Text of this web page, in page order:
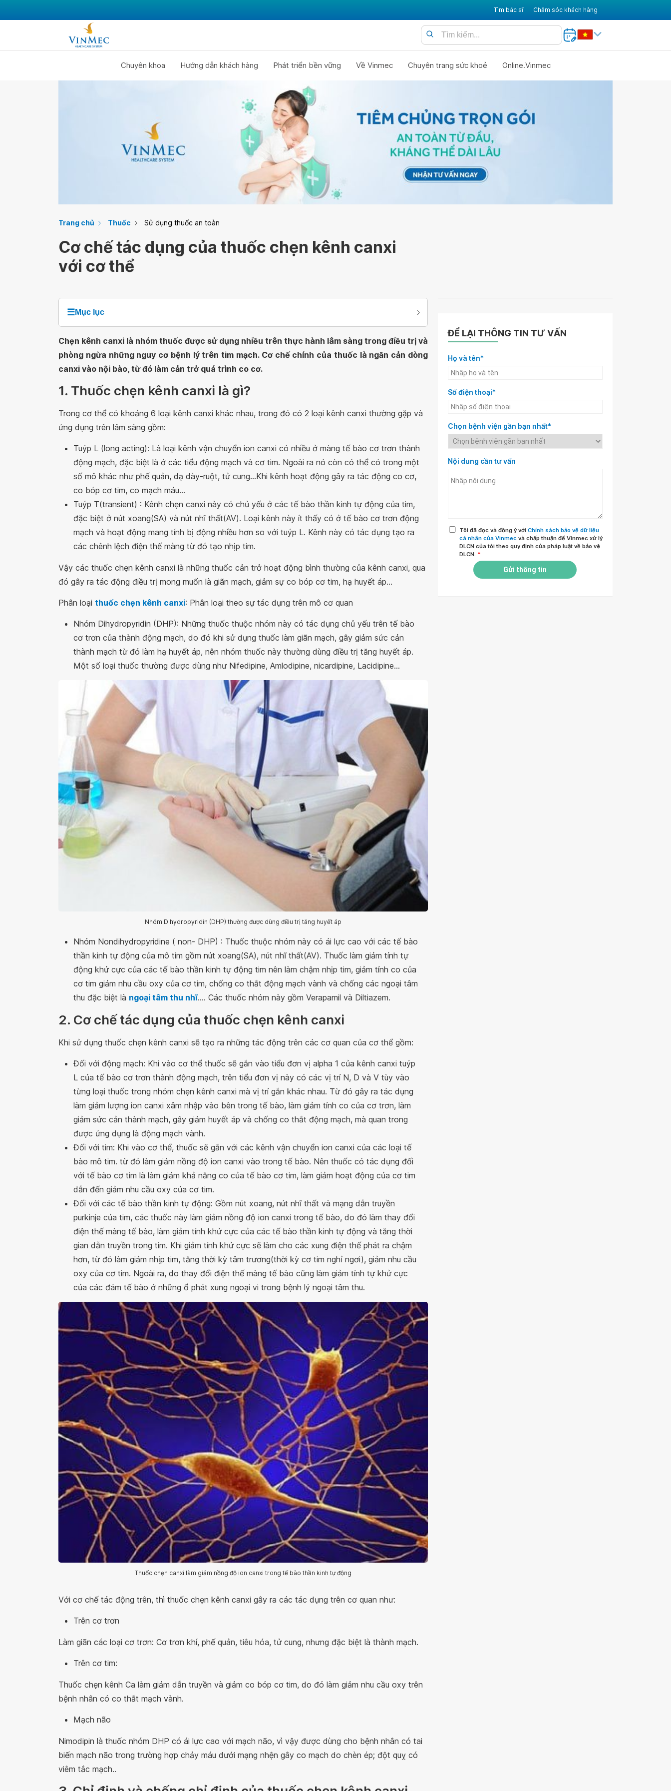
Tìm bác sĩ Chăm sóc khách hàng
Chuyên khoa Hướng dẫn khách hàng Phát triển bền vững Về Vinmec Chuyên trang sức khoẻ Online.Vinmec
Trang chủ Thuốc Sử dụng thuốc an toàn
Cơ chế tác dụng của thuốc chẹn kênh canxi
với cơ thể
☰Mục lục
Chẹn kênh canxi là nhóm thuốc được sử dụng nhiều trên thực hành lâm sàng trong điều trị và
phòng ngừa những nguy cơ bệnh lý trên tim mạch. Cơ chế chính của thuốc là ngăn cản dòng
canxi vào nội bào, từ đó làm cản trở quá trình co cơ.
1. Thuốc chẹn kênh canxi là gì?
Trong cơ thể có khoảng 6 loại kênh canxi khác nhau, trong đó có 2 loại kênh canxi thường gặp và
ứng dụng trên lâm sàng gồm:
Tuýp L (long acting): Là loại kênh vận chuyển ion canxi có nhiều ở màng tế bào cơ trơn thành
động mạch, đặc biệt là ở các tiểu động mạch và cơ tim. Ngoài ra nó còn có thể có trong một
số mô khác như phế quản, dạ dày-ruột, tử cung...Khi kênh hoạt động gây ra tác động co cơ,
co bóp cơ tim, co mạch máu...
Tuýp T(transient) : Kênh chẹn canxi này có chủ yếu ở các tế bào thần kinh tự động của tim,
đặc biệt ở nút xoang(SA) và nút nhĩ thất(AV). Loại kênh này ít thấy có ở tế bào cơ trơn động
mạch và hoạt động mang tính bị động nhiều hơn so với tuýp L. Kênh này có tác dụng tạo ra
các chênh lệch điện thế màng từ đó tạo nhịp tim.
Vậy các thuốc chẹn kênh canxi là những thuốc cản trở hoạt động bình thường của kênh canxi, qua
đó gây ra tác động điều trị mong muốn là giãn mạch, giảm sự co bóp cơ tim, hạ huyết áp...
Phân loại thuốc chẹn kênh canxi: Phân loại theo sự tác dụng trên mô cơ quan
Nhóm Dihydropyridin (DHP): Những thuốc thuộc nhóm này có tác dụng chủ yếu trên tế bào
cơ trơn của thành động mạch, do đó khi sử dụng thuốc làm giãn mạch, gây giảm sức cản
thành mạch từ đó làm hạ huyết áp, nên nhóm thuốc này thường dùng điều trị tăng huyết áp.
Một số loại thuốc thường được dùng như Nifedipine, Amlodipine, nicardipine, Lacidipine...
Nhóm Dihydropyridin (DHP) thường được dùng điều trị tăng huyết áp
Nhóm Nondihydropyridine ( non- DHP) : Thuốc thuộc nhóm này có ái lực cao với các tế bào
thần kinh tự động của mô tim gồm nút xoang(SA), nút nhĩ thất(AV). Thuốc làm giảm tính tự
động khử cực của các tế bào thần kinh tự động tim nên làm chậm nhịp tim, giảm tính co của
cơ tim giảm nhu cầu oxy của cơ tim, chống co thắt động mạch vành và chống các ngoại tâm
thu đặc biệt là ngoại tâm thu nhĩ.... Các thuốc nhóm này gồm Verapamil và Diltiazem.
2. Cơ chế tác dụng của thuốc chẹn kênh canxi
Khi sử dụng thuốc chẹn kênh canxi sẽ tạo ra những tác động trên các cơ quan của cơ thể gồm:
Đối với động mạch: Khi vào cơ thể thuốc sẽ gắn vào tiểu đơn vị alpha 1 của kênh canxi tuýp
L của tế bào cơ trơn thành động mạch, trên tiểu đơn vị này có các vị trí N, D và V tùy vào
từng loại thuốc trong nhóm chẹn kênh canxi mà vị trí gắn khác nhau. Từ đó gây ra tác dụng
làm giảm lượng ion canxi xâm nhập vào bên trong tế bào, làm giảm tính co của cơ trơn, làm
giảm sức cản thành mạch, gây giảm huyết áp và chống co thắt động mạch, mà quan trong
được ứng dụng là động mạch vành.
Đối với tim: Khi vào cơ thể, thuốc sẽ gắn với các kênh vận chuyển ion canxi của các loại tế
bào mô tim. từ đó làm giảm nồng độ ion canxi vào trong tế bào. Nên thuốc có tác dụng đối
với tế bào cơ tim là làm giảm khả năng co của tế bào cơ tim, làm giảm hoạt động của cơ tim
dẫn đến giảm nhu cầu oxy của cơ tim.
Đối với các tế bào thần kinh tự động: Gồm nút xoang, nút nhĩ thất và mạng dẫn truyền
purkinje của tim, các thuốc này làm giảm nồng độ ion canxi trong tế bào, do đó làm thay đổi
điện thế màng tế bào, làm giảm tính khử cực của các tế bào thần kinh tự động và tăng thời
gian dẫn truyền trong tim. Khi giảm tính khử cực sẽ làm cho các xung điện thế phát ra chậm
hơn, từ đó làm giảm nhịp tim, tăng thời kỳ tâm trương(thời kỳ cơ tim nghỉ ngơi), giảm nhu cầu
oxy của cơ tim. Ngoài ra, do thay đổi điện thế màng tế bào cũng làm giảm tính tự khử cực
của các đám tế bào ở những ổ phát xung ngoại vi trong bệnh lý ngoại tâm thu.
Thuốc chẹn canxi làm giảm nồng độ ion canxi trong tế bào thần kinh tự động
Với cơ chế tác động trên, thì thuốc chẹn kênh canxi gây ra các tác dụng trên cơ quan như:
Trên cơ trơn
Làm giãn các loại cơ trơn: Cơ trơn khí, phế quản, tiêu hóa, tử cung, nhưng đặc biệt là thành mạch.
Trên cơ tim:
Thuốc chẹn kênh Ca làm giảm dẫn truyền và giảm co bóp cơ tim, do đó làm giảm nhu cầu oxy trên
bệnh nhân có co thắt mạch vành.
Mạch não
Nimodipin là thuốc nhóm DHP có ái lực cao với mạch não, vì vậy được dùng cho bệnh nhân có tai
biến mạch não trong trường hợp chảy máu dưới mạng nhện gây co mạch do chèn ép; đột quỵ có
viêm tắc mạch..
ĐỂ LẠI THÔNG TIN TƯ VẤN
Họ và tên*
Số điện thoại*
Chọn bệnh viện gần bạn nhất*
Nội dung cần tư vấn
Tôi đã đọc và đồng ý với Chính sách bảo vệ dữ liệu
cá nhân của Vinmec và chấp thuận để Vinmec xử lý
DLCN của tôi theo quy định của pháp luật về bảo vệ
DLCN. *
Gửi thông tin